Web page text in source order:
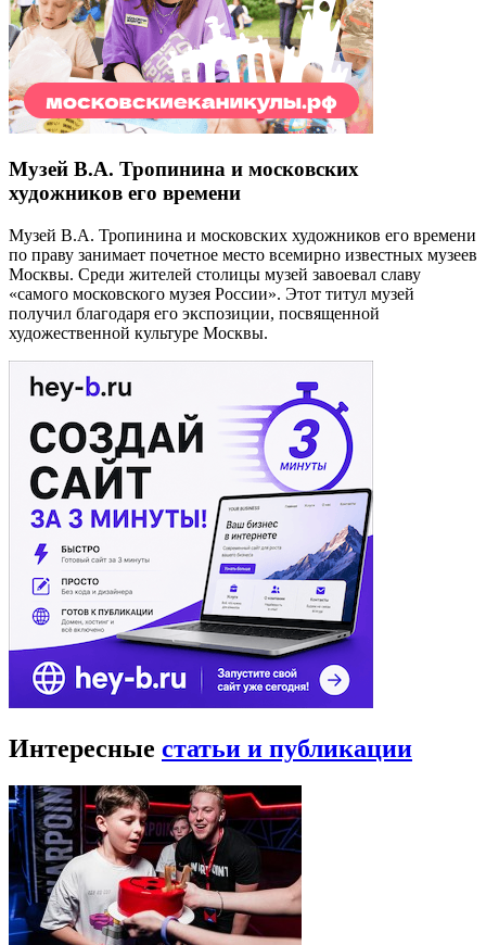
Музей В.А. Тропинина и московских
художников его времени
Музей В.А. Тропинина и московских художников его времени
по праву занимает почетное место всемирно известных музеев
Москвы. Среди жителей столицы музей завоевал славу
«самого московского музея России». Этот титул музей
получил благодаря его экспозиции, посвященной
художественной культуре Москвы.
Интересные статьи и публикации